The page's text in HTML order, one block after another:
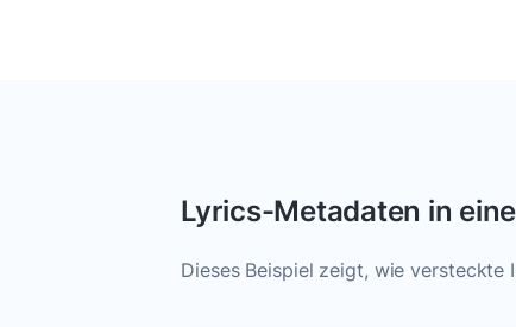
Lyrics-Metadaten in
Dieses Beispiel zeigt, wie